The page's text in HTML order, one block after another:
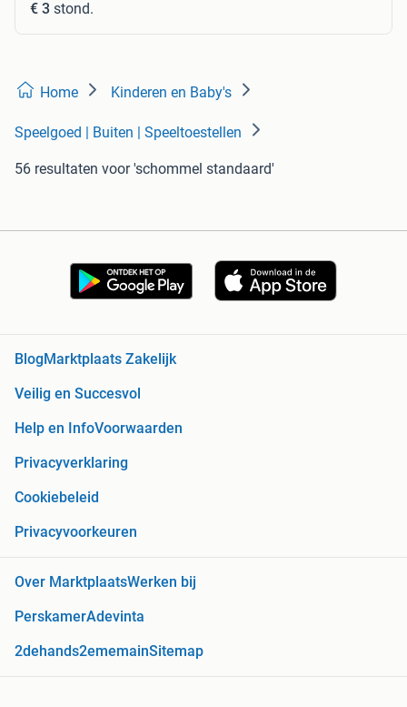
€ 3 stond.
Home Kinderen en Baby's
Speelgoed | Buiten | Speeltoestellen
56 resultaten voor 'schommel standaard'
BlogMarktplaats Zakelijk
Veilig en Succesvol
Help en InfoVoorwaarden
Privacyverklaring
Cookiebeleid
Privacyvoorkeuren
Over MarktplaatsWerken bij
PerskamerAdevinta
2dehands2ememainSitemap